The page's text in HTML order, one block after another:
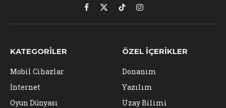
Facebook
X
(Twitter)
TikTokInstagram
KATEGORILER
Mobil Cihazlar
İnternet
Oyun Dünyası
ÖZEL İÇERIKLER
Donanım
Yazılım
Uzay Bilimi